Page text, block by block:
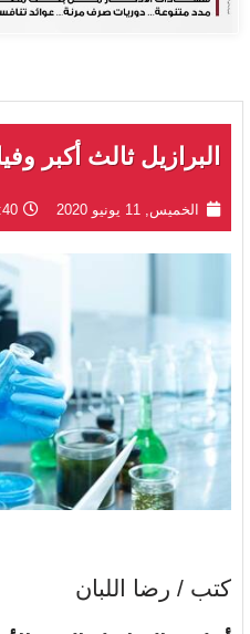
البرازيل ثالث أكبر
الخميس, 11 يونيو 2020
كتب / رضا اللبان